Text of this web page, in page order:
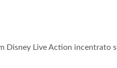
Disney Live Action incentrato